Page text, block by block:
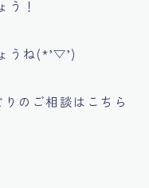
う！
うね(*’▽’)
のご相談はこちら